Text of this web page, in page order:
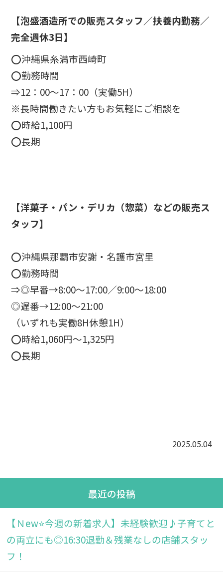
【泡盛酒造所での販売スタッフ／扶養内勤務／
完全週休3日】
⭕沖縄県糸満市西崎町
⭕勤務時間
⇒12：00～17：00 （実働5H）
※長時間働きたい方もお気軽にご相談を
⭕時給1,100円
⭕長期
【洋菓子・パン・デリカ（惣菜）などの販売ス
タッフ】
⭕沖縄県那覇市安謝・名護市宮里
⭕勤務時間
⇒◎早番→8:00～17:00／9:00〜18:00
◎遅番→12:00〜21:00
（いずれも実働8H休憩1H）
⭕時給1,060円～1,325円
⭕長期
2025.05.04
最近の投稿
【Ｎew⭐今週の新着求人】未経験歓迎♪子育てと
の両立にも◎16:30退勤＆残業なしの店舗スタッ
フ！